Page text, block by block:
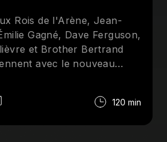
Rois de l'Arène, Jean-
Gagné, Dave Ferguson,
et Brother Bertrand
avec le nouveau
du mande", Marko
menu : Comiccon, Mick120 min